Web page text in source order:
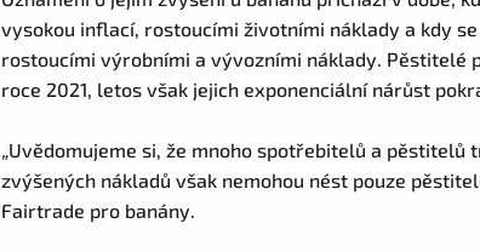
vysokou inflací, rostoucími životními náklady a kdy
rostoucími výrobními a vývozními náklady. Pěstitelé
roce 2021, letos však jejich exponenciální nárůst
„Uvědomujeme si, že mnoho spotřebitelů a pěstitelů
zvýšených nákladů však nemohou nést pouze
Fairtrade pro banány.